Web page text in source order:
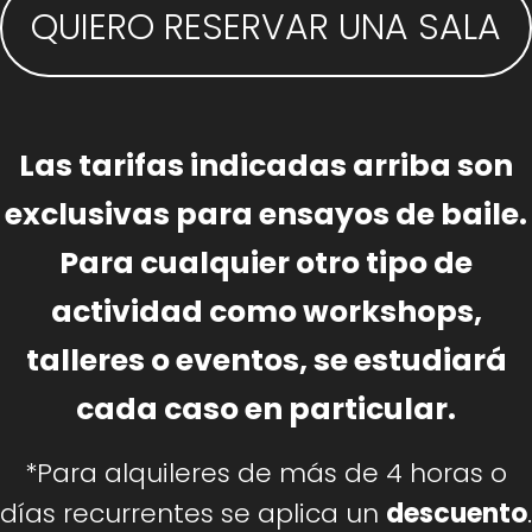
QUIERO RESERVAR UNA SALA
Las tarifas indicadas arriba son
exclusivas para ensayos de baile.
Para cualquier otro tipo de
actividad como workshops,
talleres o eventos, se estudiará
cada caso en particular.
*Para alquileres de más de 4 horas o
días recurrentes se aplica un descuento.